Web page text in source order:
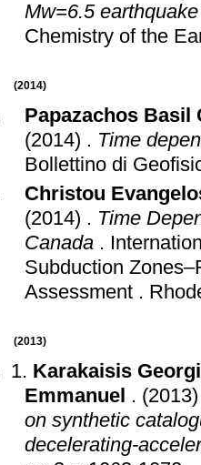
Mw=6.5
Chemistry of the
(2014)
Papazachos Basil
(2014) . Time
Bollettino di
Christou
(2014) . Time
Canada .
Subduction
Assessment .
(2013)
Karakaisis
Emmanuel . (2013)
on synthetic
decelerating-